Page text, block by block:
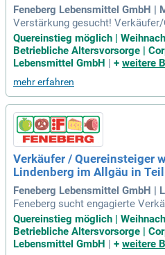
Feneberg Lebensmittel GmbH |
Verstärkung gesucht!
Nonfood & Drogerie in
ilzeit. Wir bieten eine faire
laubs- und Weihnachtsgeld und
Mitarbeitervorteilen, darunter
ltersvorsorge. Unsere
wicklung durch interne
Teamzusammenhalt. Wenn Sie
stützen und unsere Kunden
erben Sie sich jetzt!
Quereinstieg möglich |
Betriebliche Altersvorsorge |
Lebensmittel GmbH
+ weitere
mehr erfahren
Verkäufer / Quereinsteiger
Lindenberg im Allgäu in
Feneberg Lebensmittel GmbH |
Feneberg sucht engagierte
d für die Drogerie in Lindenberg
eit. Profitieren Sie von fairer
d 17,40 € brutto pro Stunde
Quereinstieg möglich |
Betriebliche Altersvorsorge |
Lebensmittel GmbH | + weitere